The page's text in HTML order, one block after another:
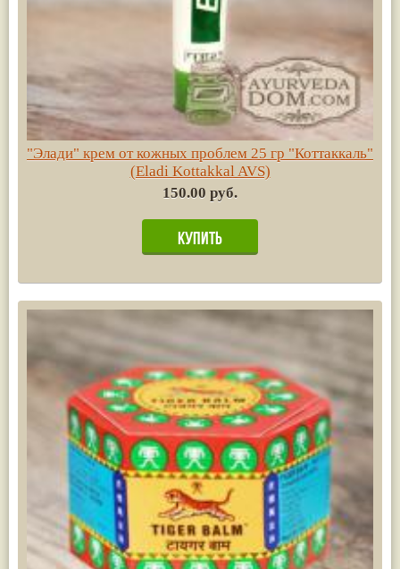
"Элади" крем от кожных проблем 25 гр "Коттаккаль"
(Eladi Kottakkal AVS)
150.00 руб.